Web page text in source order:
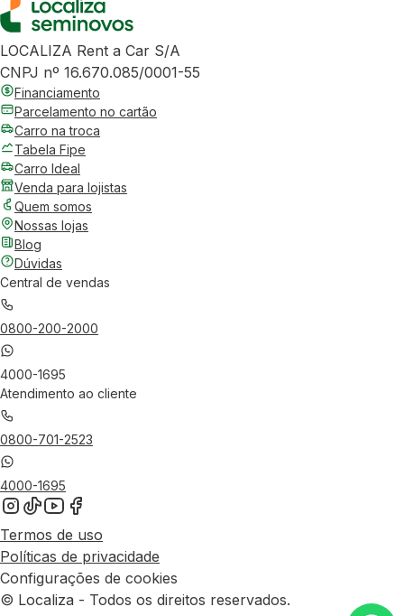
LOCALIZA Rent a Car S/A
CNPJ nº 16.670.085/0001-55
Financiamento
Parcelamento no cartão
Carro na troca
Tabela Fipe
Carro Ideal
Venda para lojistas
Quem somos
Nossas lojas
Blog
Dúvidas
Central de vendas
0800-200-2000
4000-1695
Atendimento ao cliente
0800-701-2523
4000-1695
Termos de uso
Políticas de privacidade
Configurações de cookies
© Localiza - Todos os direitos reservados.